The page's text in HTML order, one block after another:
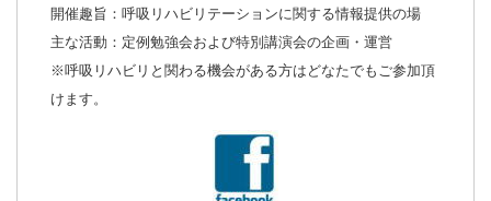
開催趣旨：呼吸リハビリテーションに関する情報提供の場
主な活動：定例勉強会および特別講演会の企画・運営
※呼吸リハビリと関わる機会がある方はどなたでもご参加頂
けます。